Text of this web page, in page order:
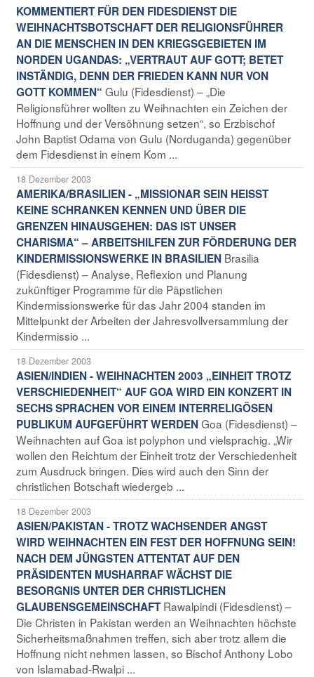
KOMMENTIERT FÜR DEN FIDESDIENST DIE
WEIHNACHTSBOTSCHAFT DER RELIGIONSFÜHRER
AN DIE MENSCHEN IN DEN KRIEGSGEBIETEN IM
NORDEN UGANDAS: „VERTRAUT AUF GOTT; BETET
INSTÄNDIG, DENN DER FRIEDEN KANN NUR VON
GOTT KOMMEN“ Gulu (Fidesdienst) – „Die
Religionsführer wollten zu Weihnachten ein Zeichen der
Hoffnung und der Versöhnung setzen“, so Erzbischof
John Baptist Odama von Gulu (Norduganda) gegenüber
dem Fidesdienst in einem Kom ...
18 Dezember 2003
AMERIKA/BRASILIEN - „MISSIONAR SEIN HEISST
KEINE SCHRANKEN KENNEN UND ÜBER DIE
GRENZEN HINAUSGEHEN: DAS IST UNSER
CHARISMA“ – ARBEITSHILFEN ZUR FÖRDERUNG DER
KINDERMISSIONSWERKE IN BRASILIEN Brasilia
(Fidesdienst) – Analyse, Reflexion und Planung
zukünftiger Programme für die Päpstlichen
Kindermissionswerke für das Jahr 2004 standen im
Mittelpunkt der Arbeiten der Jahresvollversammlung der
Kindermissio ...
18 Dezember 2003
ASIEN/INDIEN - WEIHNACHTEN 2003 „EINHEIT TROTZ
VERSCHIEDENHEIT“ AUF GOA WIRD EIN KONZERT IN
SECHS SPRACHEN VOR EINEM INTERRELIGÖSEN
PUBLIKUM AUFGEFÜHRT WERDENGoa (Fidesdienst) –
Weihnachten auf Goa ist polyphon und vielsprachig. „Wir
wollen den Reichtum der Einheit trotz der Verschiedenheit
zum Ausdruck bringen. Dies wird auch den Sinn der
christlichen Botschaft wiedergeb ...
18 Dezember 2003
ASIEN/PAKISTAN - TROTZ WACHSENDER ANGST
WIRD WEIHNACHTEN EIN FEST DER HOFFNUNG SEIN!
NACH DEM JÜNGSTEN ATTENTAT AUF DEN
PRÄSIDENTEN MUSHARRAF WÄCHST DIE
BESORGNIS UNTER DER CHRISTLICHEN
GLAUBENSGEMEINSCHAFT Rawalpindi (Fidesdienst) –
Die Christen in Pakistan werden an Weihnachten höchste
Sicherheitsmaßnahmen treffen, sich aber trotz allem die
Hoffnung nicht nehmen lassen, so Bischof Anthony Lobo
von Islamabad-Rwalpi ...